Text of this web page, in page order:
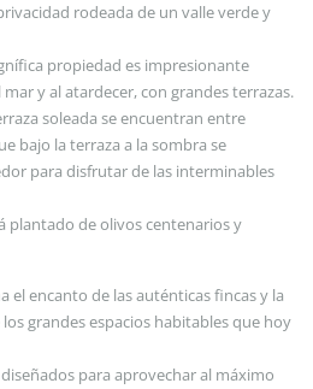
rodeada de un valle verde y
propiedad es impresionante
y al atardecer, con grandes terrazas.
soleada se encuentran entre
bajo la terraza a la sombra se
para disfrutar de las interminables
plantado de olivos centenarios y
el encanto de las auténticas fincas y la
grandes espacios habitables que hoy
para aprovechar al máximo